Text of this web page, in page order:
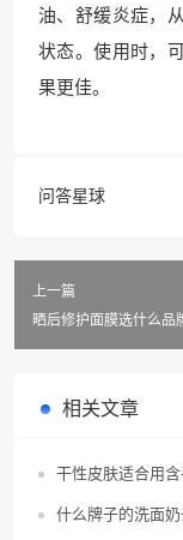
油、舒缓炎症，
状态。使用时，
果更佳。
问答星球
上一篇
晒后修护面膜选什么品
相关文章
干性皮肤适合用
什么牌子的洗面奶